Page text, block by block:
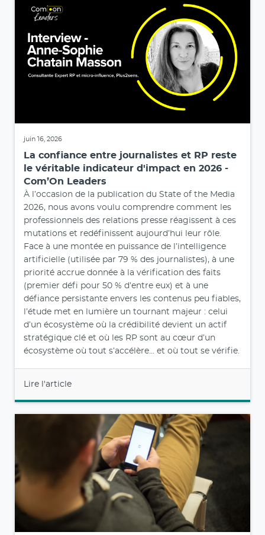
juin 16, 2026
La confiance entre journalistes et RP reste
le véritable indicateur d'impact en 2026 -
Com’On Leaders
À l’occasion de la publication du State of the Media
2026, nous avons voulu comprendre comment les
professionnels des relations presse réagissent à ces
mutations et redéfinissent aujourd’hui leur rôle.
Face à une montée en puissance de l’intelligence
artificielle (utilisée par 79 % des journalistes), à une
priorité accrue donnée à la vérification des faits
(premier défi pour 50 % d’entre eux) et à une
défiance persistante envers les contenus peu fiables,
l’étude met en lumière un tournant majeur : celui
d’un écosystème où la crédibilité devient un actif
stratégique clé et où les RP sont au cœur d’un
écosystème où tout s’accélère… et où tout se vérifie.
Lire l'article